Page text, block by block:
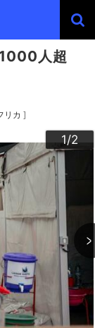
人超
リカ ]
1/2
2/2